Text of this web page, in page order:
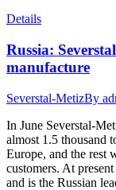
Details
Russia:
manufacture
Severstal-MetizBy
In June Severstal-
almost 1.5 thousand
Europe, and the rest
customers. At
and is the Russian